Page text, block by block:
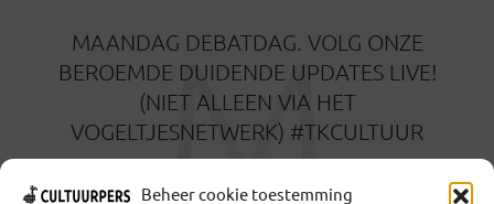
Beheer cookie toestemming
MAANDAG DEBATDAG. VOLG ONZE
BEROEMDE DUIDENDE UPDATES LIVE!
(NIET ALLEEN VIA HET
VOGELTJESNETWERK) #TKCULTUUR
M